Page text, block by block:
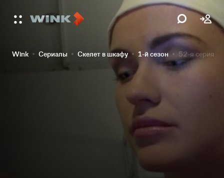
Wink Сериалы Скелет в шкафу 1-й сезон 52-я серия